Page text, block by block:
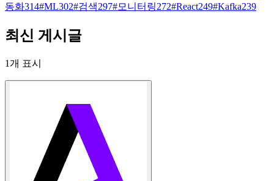
동화314#ML302#검색297#모니터링272#React249#Kafka239
최신 게시글
1개 표시